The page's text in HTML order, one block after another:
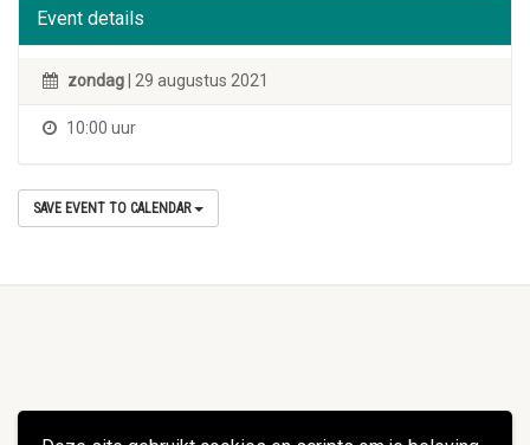
Event details
zondag | 29 augustus 2021
10:00 uur
SAVE EVENT TO CALENDAR